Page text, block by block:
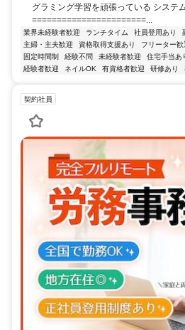
グラミング学習を頑張っている システ
=======================...
業界未経験者歓迎 ランチタイム 社員登用あり
主婦・主夫歓迎
資格取得支援あり フリーター歓
固定時間制
経験不問 未経験者歓迎 住宅手当あ
経験者歓迎
ネイルOK 有資格者歓迎 研修あり
契約社員